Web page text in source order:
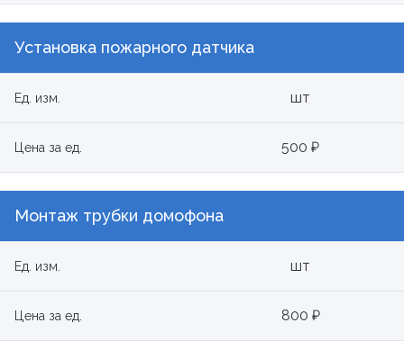
Установка пожарного датчика
Ед. изм. шт
Цена за ед. 500 ₽
Монтаж трубки домофона
Ед. изм. шт
Цена за ед. 800 ₽